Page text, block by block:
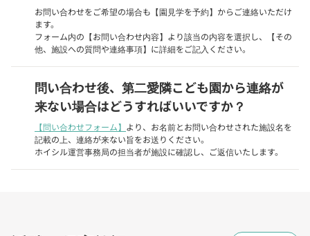
お問い合わせをご希望の場合も【園見学を予約】からご連絡いただけ
ます。
フォーム内の【お問い合わせ内容】より該当の内容を選択し、【その
他、施設への質問や連絡事項】に詳細をご記入ください。
問い合わせ後、第二愛隣こども園から連絡が
来ない場合はどうすればいいですか？
【問い合わせフォーム】 より、お名前とお問い合わせされた施設名を
記載の上、連絡が来ない旨をお送りください。
ホイシル運営事務局の担当者が施設に確認し、ご返信いたします。